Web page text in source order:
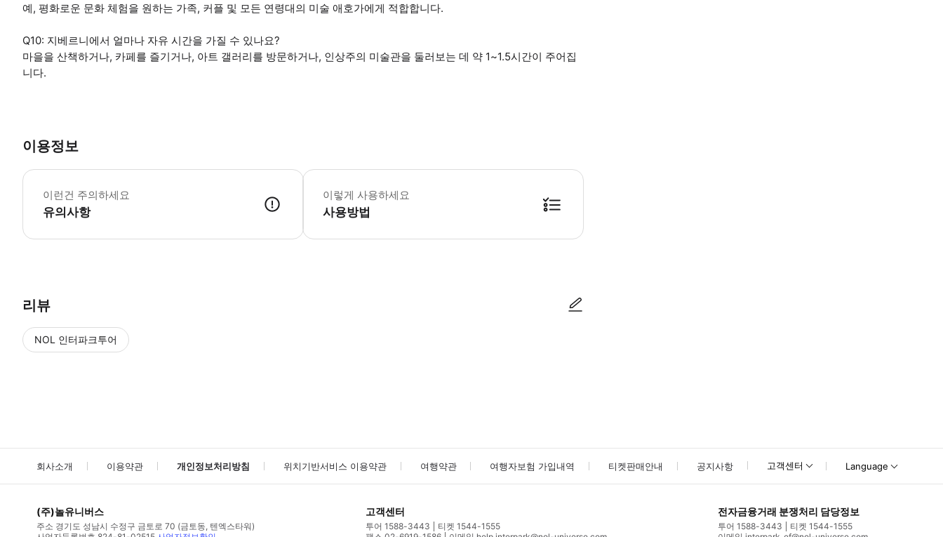
예, 평화로운 문화 체험을 원하는 가족, 커플 및 모든 연령대의 미술 애호가에게 적합합니다.
Q10: 지베르니에서 얼마나 자유 시간을 가질 수 있나요?
마을을 산책하거나, 카페를 즐기거나, 아트 갤러리를 방문하거나, 인상주의 미술관을 둘러보는 데 약 1~1.5시간이 주어집
니다.
이용정보
이런건 주의하세요
유의사항
* 소요시간 : 390분 (옵션에 따라 소요 시간이 다를 수 있으니, 예약 시 확인 부탁드립니다.)
이렇게 사용하세요
사용방법
리뷰
NOL 인터파크투어
회사소개 이용약관 개인정보처리방침 위치기반서비스 이용약관 여행약관 여행자보험 가입내역 티켓판매안내 공지사항 고객센터 Language
(주)놀유니버스
주소 경기도 성남시 수정구 금토로 70 (금토동, 텐엑스타워)
고객센터
투어 1588-3443
티켓 1544-1555
전자금융거래 분쟁처리 담당정보
투어 1588-3443
티켓 1544-1555